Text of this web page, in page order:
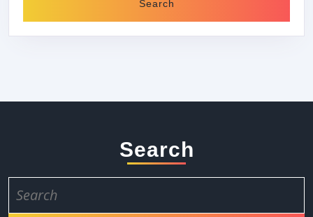
Search
for: